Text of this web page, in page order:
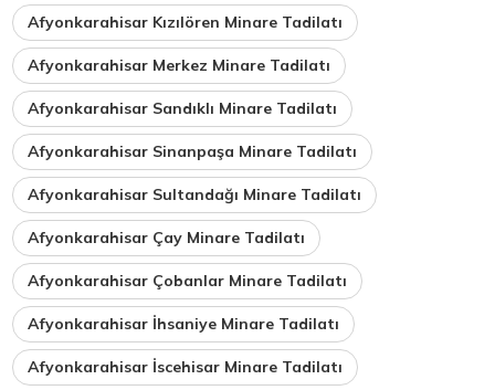
Afyonkarahisar Kızılören Minare Tadilatı
Afyonkarahisar Merkez Minare Tadilatı
Afyonkarahisar Sandıklı Minare Tadilatı
Afyonkarahisar Sinanpaşa Minare Tadilatı
Afyonkarahisar Sultandağı Minare Tadilatı
Afyonkarahisar Çay Minare Tadilatı
Afyonkarahisar Çobanlar Minare Tadilatı
Afyonkarahisar İhsaniye Minare Tadilatı
Afyonkarahisar İscehisar Minare Tadilatı